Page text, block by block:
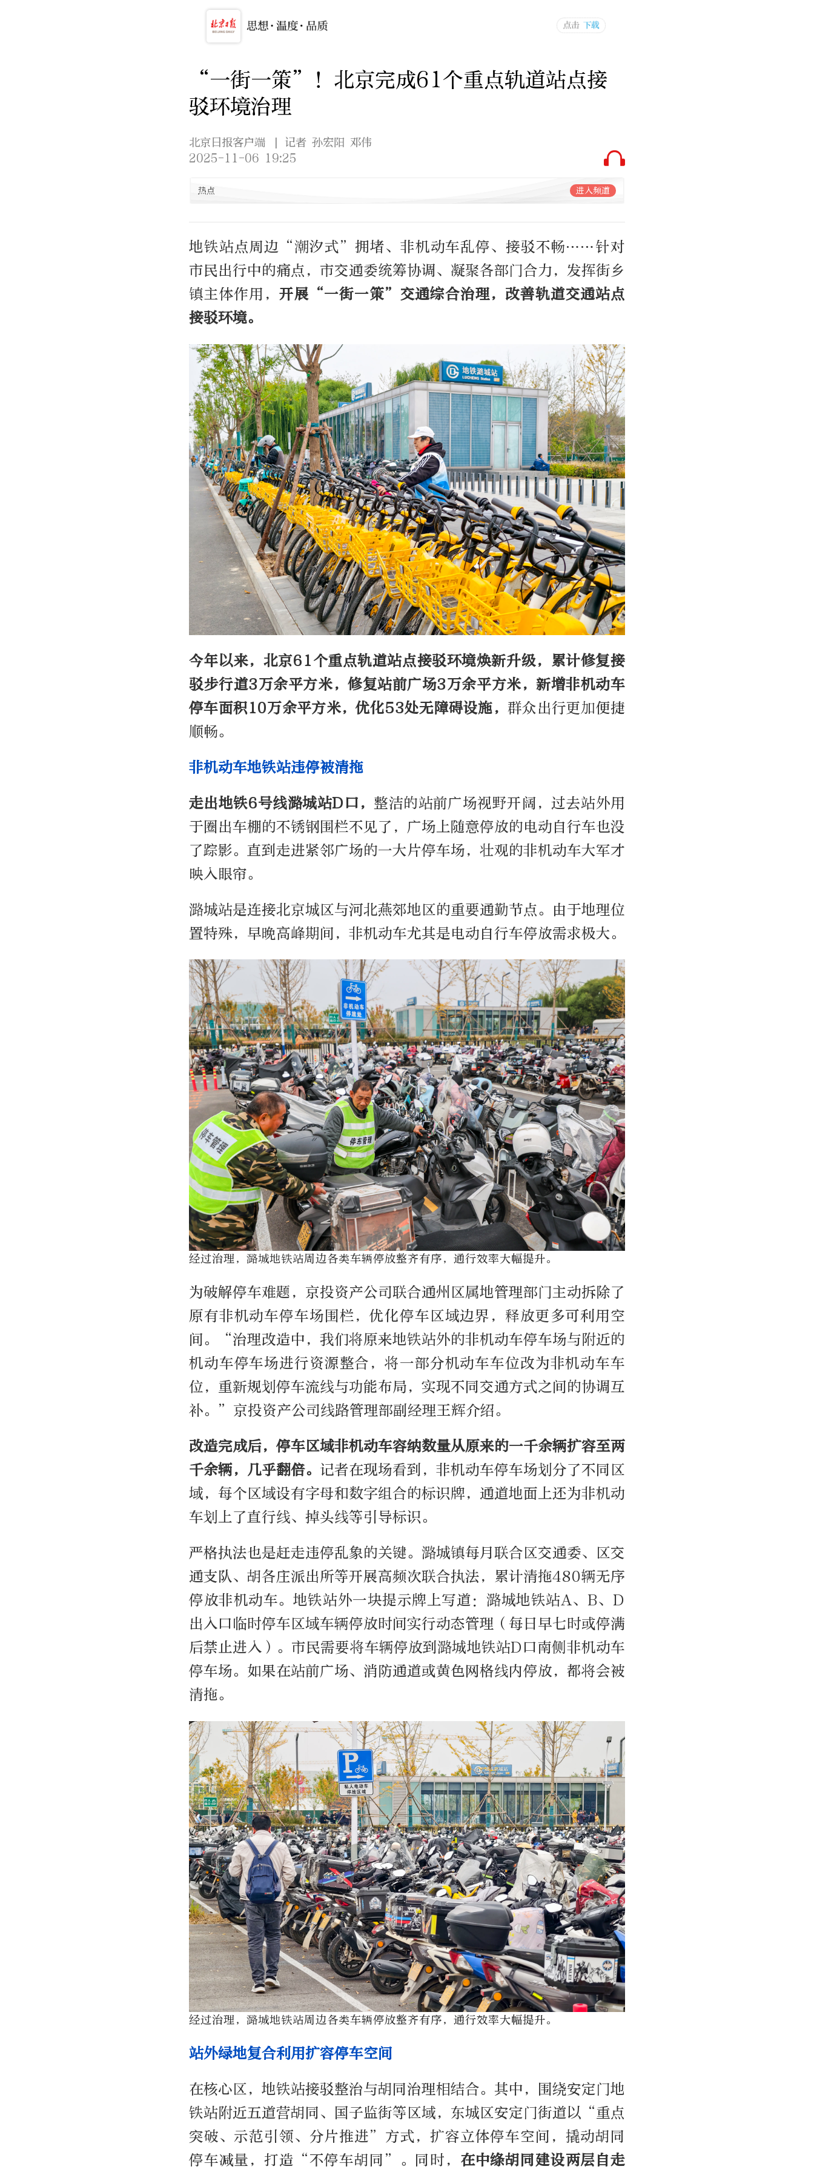
“一街一策”！北京完成61个重点轨道站点接
驳环境治理
北京日报客户端
| 记者 孙宏阳 邓伟
2025-11-06 19:25
热点 进入频道
地铁站点周边“潮汐式”拥堵、非机动车乱停、接驳不畅……针对
市民出行中的痛点，市交通委统筹协调、凝聚各部门合力，发挥街乡
镇主体作用， 开展“一街一策”交通综合治理，改善轨道交通站点
接驳环境。
今年以来，北京61个重点轨道站点接驳环境焕新升级，累计修复接
驳步行道3万余平方米，修复站前广场3万余平方米，新增非机动车
停车面积10万余平方米，优化53处无障碍设施， 群众出行更加便捷
顺畅。
非机动车地铁站违停被清拖
走出地铁6号线潞城站D口， 整洁的站前广场视野开阔，过去站外用
于圈出车棚的不锈钢围栏不见了，广场上随意停放的电动自行车也没
了踪影。直到走进紧邻广场的一大片停车场，壮观的非机动车大军才
映入眼帘。
潞城站是连接北京城区与河北燕郊地区的重要通勤节点。由于地理位
置特殊，早晚高峰期间，非机动车尤其是电动自行车停放需求极大。
经过治理，潞城地铁站周边各类车辆停放整齐有序，通行效率大幅提升。
为破解停车难题，京投资产公司联合通州区属地管理部门主动拆除了
原有非机动车停车场围栏，优化停车区域边界，释放更多可利用空
间。“治理改造中，我们将原来地铁站外的非机动车停车场与附近的
机动车停车场进行资源整合，将一部分机动车车位改为非机动车车
位，重新规划停车流线与功能布局，实现不同交通方式之间的协调互
补。”京投资产公司线路管理部副经理王辉介绍。
改造完成后，停车区域非机动车容纳数量从原来的一千余辆扩容至两
千余辆，几乎翻倍。 记者在现场看到，非机动车停车场划分了不同区
域，每个区域设有字母和数字组合的标识牌，通道地面上还为非机动
车划上了直行线、掉头线等引导标识。
严格执法也是赶走违停乱象的关键。潞城镇每月联合区交通委、区交
通支队、胡各庄派出所等开展高频次联合执法，累计清拖480辆无序
停放非机动车。地铁站外一块提示牌上写道：潞城地铁站A、B、D
出入口临时停车区域车辆停放时间实行动态管理（每日早七时或停满
后禁止进入）。市民需要将车辆停放到潞城地铁站D口南侧非机动车
停车场。如果在站前广场、消防通道或黄色网格线内停放，都将会被
清拖。
经过治理，潞城地铁站周边各类车辆停放整齐有序，通行效率大幅提升。
站外绿地复合利用扩容停车空间
在核心区，地铁站接驳整治与胡同治理相结合。其中，围绕安定门地
铁站附近五道营胡同、国子监街等区域，东城区安定门街道以“重点
突破、示范引领、分片推进”方式，扩容立体停车空间，撬动胡同
停车减量，打造“不停车胡同”。同时， 在中绦胡同建设两层自走